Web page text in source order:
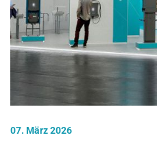
07. März 2026